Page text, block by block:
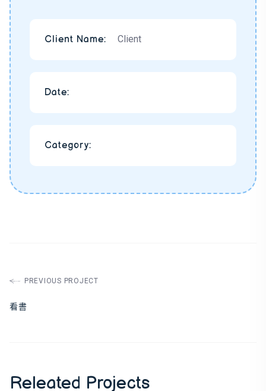
Client Name: Client
Date:
Category:
PREVIOUS PROJECT
看書
Releated Projects